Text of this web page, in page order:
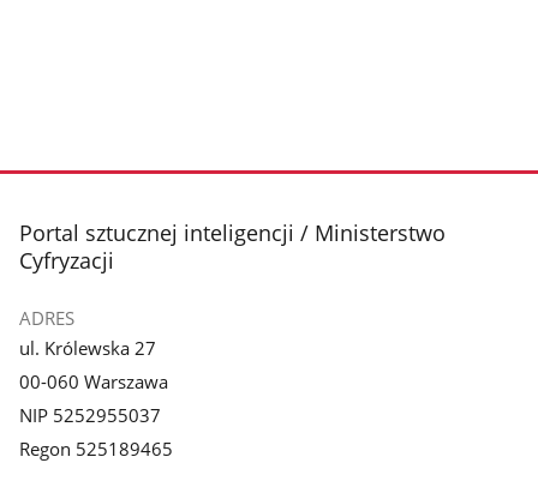
stopka
Portal sztucznej inteligencji / Ministerstwo
Cyfryzacji
ADRES
ul. Królewska 27
00-060 Warszawa
NIP 5252955037
Regon 525189465